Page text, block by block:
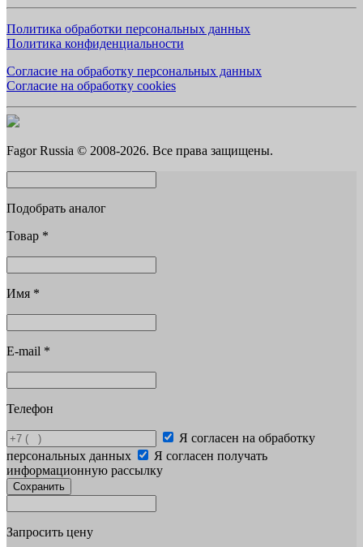
Политика обработки персональных данных
Политика конфиденциальности
Согласие на обработку персональных данных
Согласие на обработку cookies
Fagor Russia © 2008-2026. Все права защищены.
Подобрать аналог
Товар *
Имя *
E-mail *
Телефон
Я согласен на обработку
персональных данных
Я согласен получать
информационную рассылку
Сохранить
Запросить цену